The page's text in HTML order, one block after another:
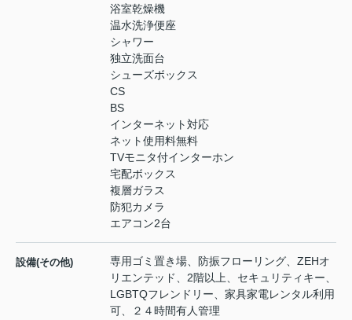
浴室乾燥機
温水洗浄便座
シャワー
独立洗面台
シューズボックス
CS
BS
インターネット対応
ネット使用料無料
TVモニタ付インターホン
宅配ボックス
複層ガラス
防犯カメラ
エアコン2台
設備(その他)
専用ゴミ置き場、防振フローリング、ZEHオ
リエンテッド、2階以上、セキュリティキー、
LGBTQフレンドリー、家具家電レンタル利用
可、２４時間有人管理